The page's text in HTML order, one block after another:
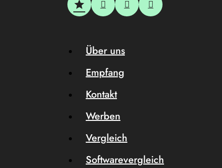
Über uns
Empfang
Kontakt
Werben
Vergleich
Softwarevergleich